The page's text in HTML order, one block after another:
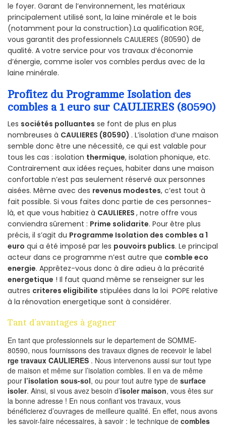
le foyer. Garant de l’environnement, les matériaux
principalement utilisé sont, la laine minérale et le bois
(notamment pour la construction).La qualification RGE,
vous garantit des professionnels CAULIERES (80590) de
qualité. A votre service pour vos travaux d’économie
d’énergie, comme isoler vos combles perdus avec de la
laine minérale.
Profitez du Programme Isolation des
combles a 1 euro sur CAULIERES (80590)
Les sociétés polluantes se font de plus en plus
nombreuses à CAULIERES (80590) . L’isolation d’une maison
semble donc être une nécessité, ce qui est valable pour
tous les cas : isolation thermique, isolation phonique, etc.
Contrairement aux idées reçues, habiter dans une maison
confortable n’est pas seulement réservé aux personnes
aisées. Même avec des revenus modestes, c’est tout à
fait possible. Si vous faites donc partie de ces personnes-
là, et que vous habitiez à CAULIERES , notre offre vous
conviendra sûrement : Prime solidarite. Pour être plus
précis, il s’agit du Programme Isolation des combles a 1
euro qui a été imposé par les pouvoirs publics. Le principal
acteur dans ce programme n’est autre que comble eco
energie. Apprêtez-vous donc à dire adieu à la précarité
energetique ! Il faut quand même se renseigner sur les
autres criteres eligibilite stipulées dans la loi POPE relative
à la rénovation energetique sont à considérer.
Tant d’avantages à gagner
En tant que professionnels sur le departement de SOMME-
80590, nous fournissons des travaux dignes de recevoir le label
rge travaux CAULIERES . Nous intervenons aussi sur tout type
de maison et même sur l’isolation combles. Il en va de même
pour l’isolation sous-sol, ou pour tout autre type de surface
isoler. Ainsi, si vous avez besoin d’isoler maison, vous êtes sur
la bonne adresse ! En nous confiant vos travaux, vous
bénéficierez d’ouvrages de meilleure qualité. En effet, nous avons
les savoir-faire nécessaires, à savoir : le technique de combles